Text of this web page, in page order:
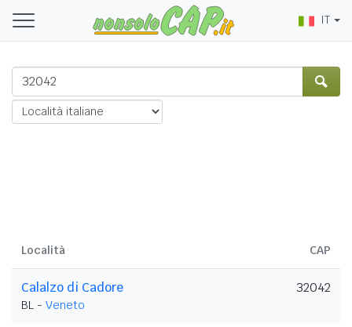
IT
Località CAP
Calalzo di Cadore
BL - Veneto
32042